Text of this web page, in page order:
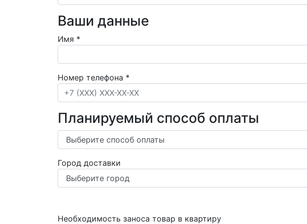
Ваши данные
Имя *
Номер телефона *
Планируемый способ оплаты
Город доставки
Необходимость заноса товар в квартиру